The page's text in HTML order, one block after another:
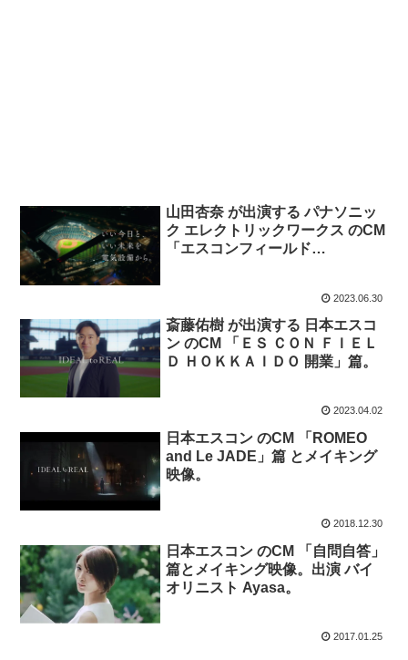
山田杏奈 が出演する パナソニッ
ク エレクトリックワークス のCM
「エスコンフィールド
2023.06.30
斎藤佑樹 が出演する 日本エスコ
ン のCM 「ＥＳ ＣＯＮ ＦＩＥＬ
Ｄ ＨＯＫＫＡＩＤＯ 開業」篇。
2023.04.02
日本エスコン のCM 「ROMEO
and Le JADE」篇 とメイキング
映像。
2018.12.30
日本エスコン のCM 「自問自答」
篇とメイキング映像。出演 バイ
オリニスト Ayasa。
2017.01.25